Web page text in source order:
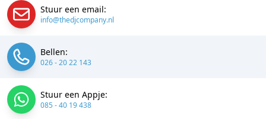
Stuur een email:
info@thedjcompany.nl
Bellen:
026 - 20 22 143
Stuur een Appje:
085 - 40 19 438